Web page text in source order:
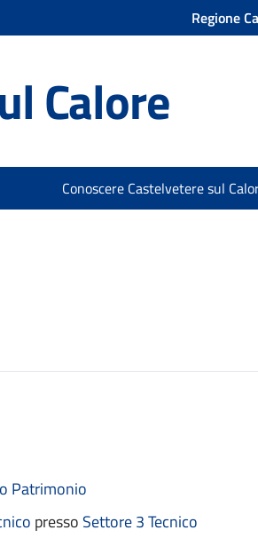
Regione
Calore
Conoscere Castelvetere sul
Patrimonio
presso Settore 3 Tecnico